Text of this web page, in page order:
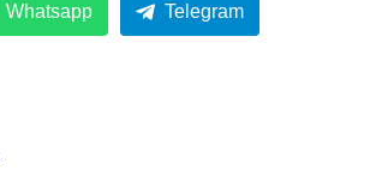
Whatsapp Telegram